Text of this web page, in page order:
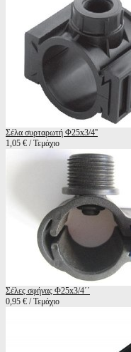
Σέλα συρταρωτή Φ25x3/4''
1,05 € / Τεμάχιο
Σέλες σφήνας Φ25x3/4΄΄
0,95 € / Τεμάχιο